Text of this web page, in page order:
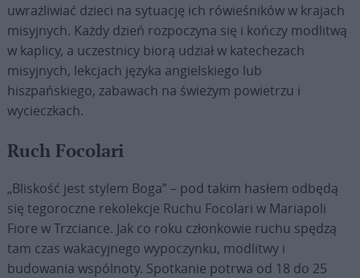
uwrażliwiać dzieci na sytuację ich rówieśników w krajach
misyjnych. Każdy dzień rozpoczyna się i kończy modlitwą
w kaplicy, a uczestnicy biorą udział w katechezach
misyjnych, lekcjach języka angielskiego lub
hiszpańskiego, zabawach na świeżym powietrzu i
wycieczkach.
Ruch Focolari
„Bliskość jest stylem Boga” – pod takim hasłem odbędą
się tegoroczne rekolekcje Ruchu Focolari w Mariapoli
Fiore w Trzciance. Jak co roku członkowie ruchu spędzą
tam czas wakacyjnego wypoczynku, modlitwy i
budowania wspólnoty. Spotkanie potrwa od 18 do 25